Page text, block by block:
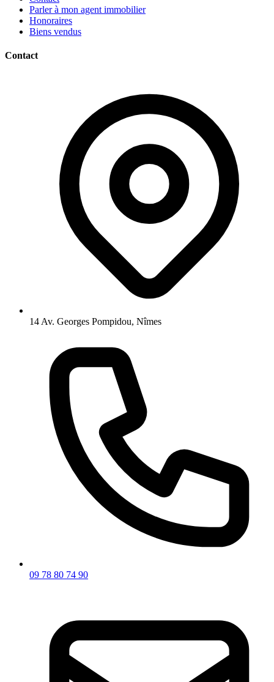
Parler à mon agent immobilier
Honoraires
Biens vendus
Contact
14 Av. Georges Pompidou, Nîmes
09 78 80 74 90